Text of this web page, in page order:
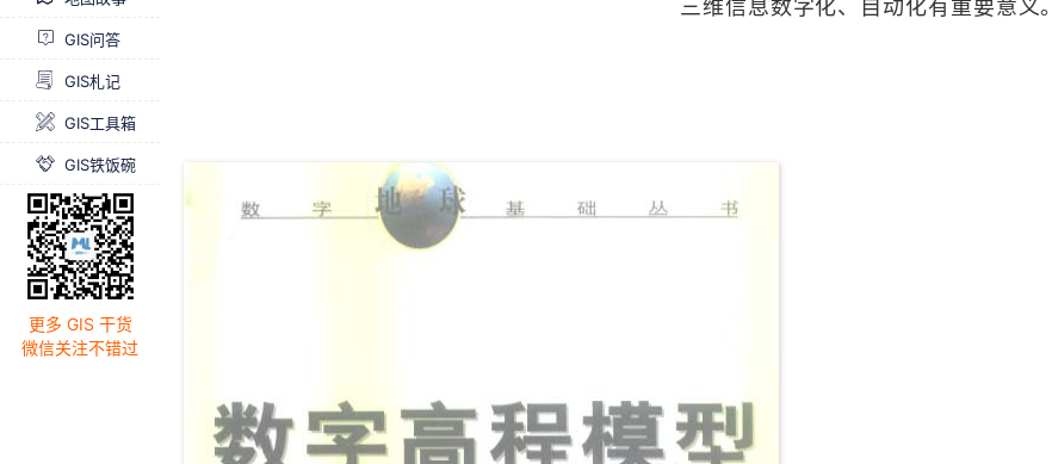
GIS问答
GIS札记
GIS工具箱
GIS铁饭碗
更多 GIS 干货
微信关注不错过
三维信息数字化、自动化有重要意义。